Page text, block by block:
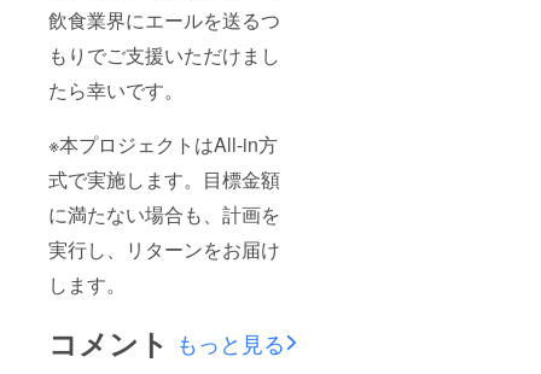
飲食業界にエールを送るつ
もりでご支援いただけまし
たら幸いです。
※本プロジェクトはAll-in方
式で実施します。目標金額
に満たない場合も、計画を
実行し、リターンをお届け
します。
コメント もっと見る